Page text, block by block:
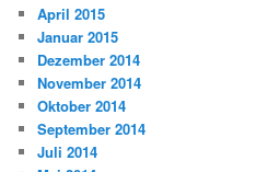
April 2015
Januar 2015
Dezember 2014
November 2014
Oktober 2014
September 2014
Juli 2014